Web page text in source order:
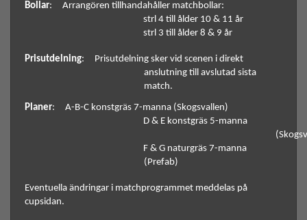
Bollar:
Arrangören tillhandahåller matchbollar:
strl 4 till ålder 10 & 11 år
strl 3 till ålder 8 & 9 år
Prisutdelning:
Prisutdelning sker vid scenen i direkt
anslutning till avslutad sista
match.
Planer:
A-B-C konstgräs 7-manna (Skogsvallen)
D & E konstgräs 5-manna
F & G naturgräs 7-manna
(Prefab)
Eventuella ändringar i matchprogrammet meddelas på
cupsidan.